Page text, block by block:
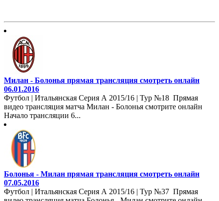
Милан - Болонья прямая трансляция смотреть онлайн
06.01.2016
Футбол | Итальянская Серия А 2015/16 | Тур №18 Прямая
видео трансляция матча Милан - Болонья смотрите онлайн
Начало трансляции 6...
Болонья - Милан прямая трансляция смотреть онлайн
07.05.2016
Футбол | Итальянская Серия А 2015/16 | Тур №37 Прямая